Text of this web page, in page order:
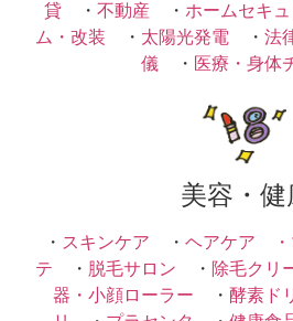
貸 ・ 不動産 ・ ホームセキ
ム・改装 ・ 太陽光発電 ・ 法
儀 ・ 医療・身体
美容・健
・ スキンケア ・ ヘアケア ・
テ ・ 脱毛サロン ・ 除毛クリ
器・小顔ローラー ・ 酵素ド